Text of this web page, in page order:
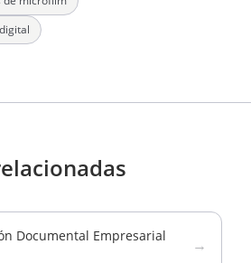
Documental Empresarial
→